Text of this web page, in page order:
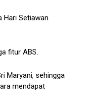
Hari Setiawan
fitur ABS.
Maryani, sehingga
mendapat